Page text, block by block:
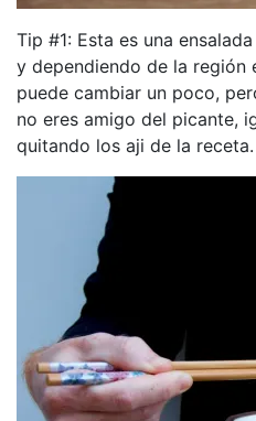
Tip #1: Esta es una
y dependiendo de la región
puede cambiar un poco,
no eres amigo del picante,
quitando los aji de la receta.